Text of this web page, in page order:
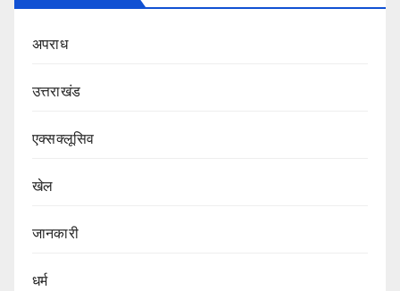
अपराध
उत्तराखंड
एक्सक्लूसिव
खेल
जानकारी
धर्म